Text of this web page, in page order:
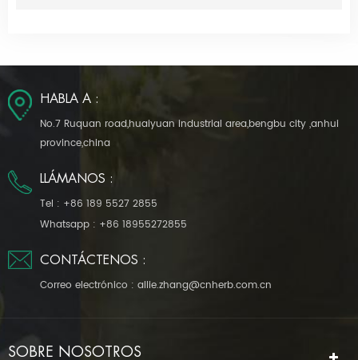
HABLA A :
No.7 Ruquan road,huaiyuan industrial area,bengbu city ,anhui
province,china
LLÁMANOS :
Tel : +86 189 5527 2855
Whatsapp : +86 18955272855
CONTÁCTENOS :
Correo electrónico : allie.zhang@cnherb.com.cn
SOBRE NOSOTROS